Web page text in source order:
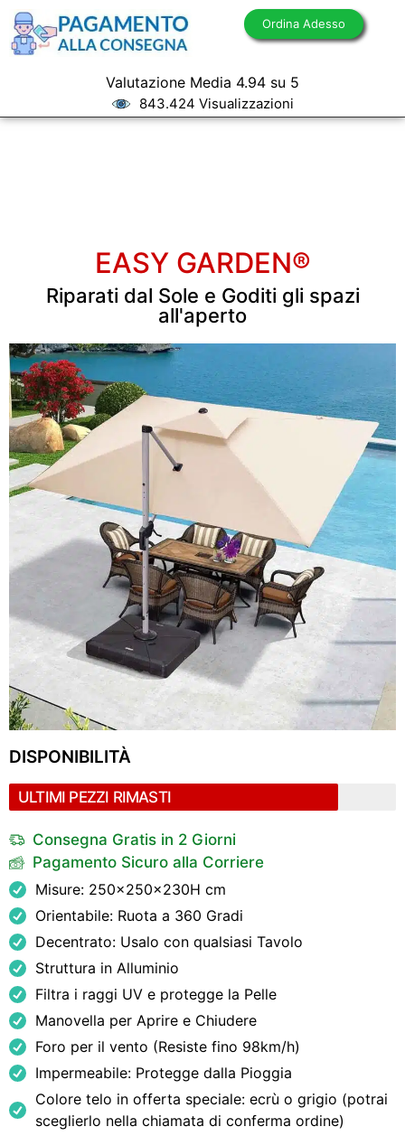
Ordina Adesso
Valutazione Media 4.94 su 5
843.424 Visualizzazioni
EASY GARDEN®
Riparati dal Sole e Goditi gli spazi
all'aperto
DISPONIBILITÀ
ULTIMI PEZZI RIMASTI
Consegna Gratis in 2 Giorni
Pagamento Sicuro alla Corriere
Misure: 250x250x230H cm
Orientabile: Ruota a 360 Gradi
Decentrato: Usalo con qualsiasi Tavolo
Struttura in Alluminio
Filtra i raggi UV e protegge la Pelle
Manovella per Aprire e Chiudere
Foro per il vento (Resiste fino 98km/h)
Impermeabile: Protegge dalla Pioggia
Colore telo in offerta speciale: ecrù o grigio (potrai
sceglierlo nella chiamata di conferma ordine)